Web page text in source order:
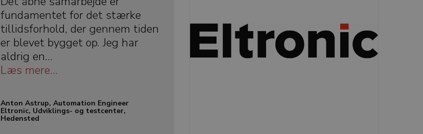
fundamentet for det stærke
tillidsforhold, der gennem tiden
er blevet bygget op. Jeg har
aldrig en...
Læs mere...
Anton Astrup, Automation Engineer
Eltronic, Udviklings- og testcenter,
Hedensted